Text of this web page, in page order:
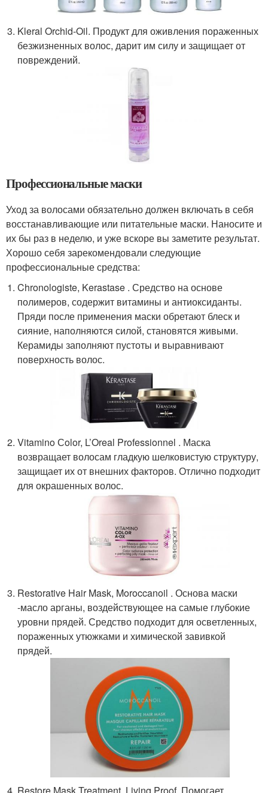
Kleral Orchid-Oil. Продукт для оживления пораженных
безжизненных волос, дарит им силу и защищает от
повреждений.
Профессиональные маски
Уход за волосами обязательно должен включать в себя
восстанавливающие или питательные маски. Наносите и
их бы раз в неделю, и уже вскоре вы заметите результат.
Хорошо себя зарекомендовали следующие
профессиональные средства:
Chronologiste, Kerastase . Средство на основе
полимеров, содержит витамины и антиоксиданты.
Пряди после применения маски обретают блеск и
сияние, наполняются силой, становятся живыми.
Керамиды заполняют пустоты и выравнивают
поверхность волос.
Vitamino Сolor, L’Oreal Professionnel . Маска
возвращает волосам гладкую шелковистую структуру,
защищает их от внешних факторов. Отлично подходит
для окрашенных волос.
Restorative Hair Mask, Moroccanoil . Основа маски
-масло арганы, воздействующее на самые глубокие
уровни прядей. Средство подходит для осветленных,
пораженных утюжками и химической завивкой
прядей.